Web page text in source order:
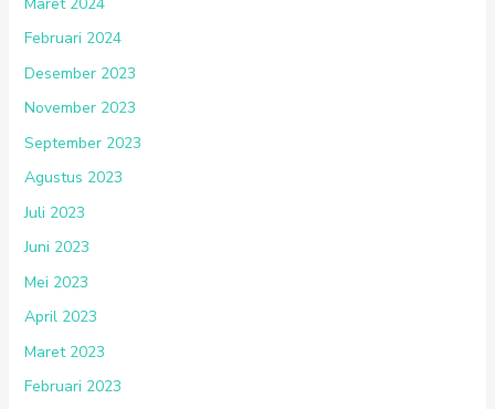
Februari 2024
Desember 2023
November 2023
September 2023
Agustus 2023
Juli 2023
Juni 2023
Mei 2023
April 2023
Maret 2023
Februari 2023